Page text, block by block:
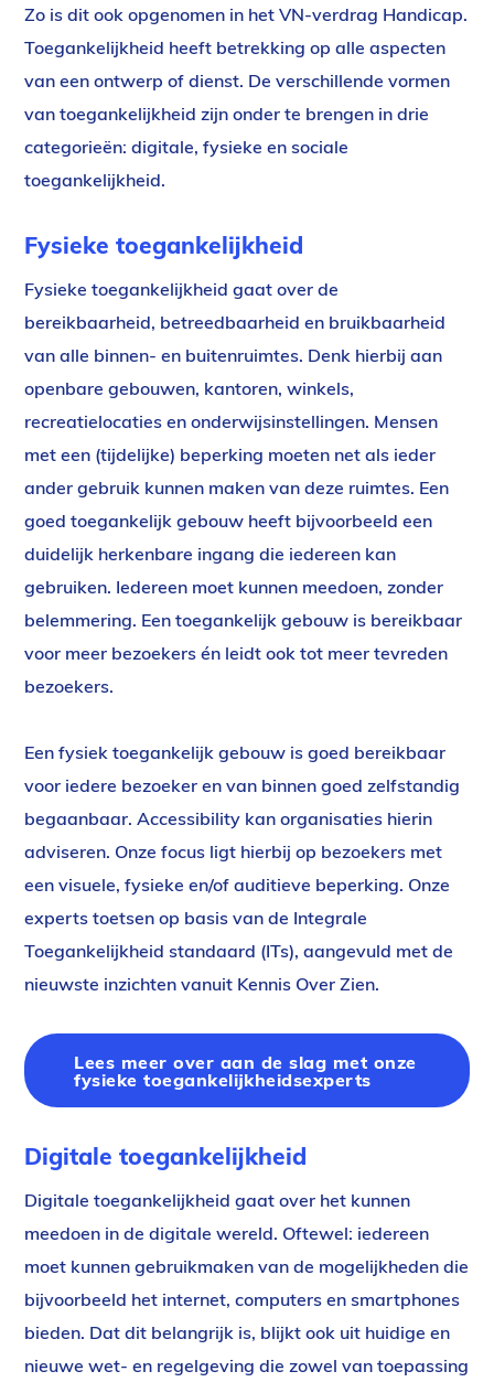
Zo is dit ook opgenomen in het VN-verdrag Handicap.
Toegankelijkheid heeft betrekking op alle aspecten
van een ontwerp of dienst. De verschillende vormen
van toegankelijkheid zijn onder te brengen in drie
categorieën: digitale, fysieke en sociale
toegankelijkheid.
Fysieke toegankelijkheid
Fysieke toegankelijkheid gaat over de
bereikbaarheid, betreedbaarheid en bruikbaarheid
van alle binnen- en buitenruimtes. Denk hierbij aan
openbare gebouwen, kantoren, winkels,
recreatielocaties en onderwijsinstellingen. Mensen
met een (tijdelijke) beperking moeten net als ieder
ander gebruik kunnen maken van deze ruimtes. Een
goed toegankelijk gebouw heeft bijvoorbeeld een
duidelijk herkenbare ingang die iedereen kan
gebruiken. Iedereen moet kunnen meedoen, zonder
belemmering. Een toegankelijk gebouw is bereikbaar
voor meer bezoekers én leidt ook tot meer tevreden
bezoekers.
Een fysiek toegankelijk gebouw is goed bereikbaar
voor iedere bezoeker en van binnen goed zelfstandig
begaanbaar. Accessibility kan organisaties hierin
adviseren. Onze focus ligt hierbij op bezoekers met
een visuele, fysieke en/of auditieve beperking. Onze
experts toetsen op basis van de Integrale
Toegankelijkheid standaard (ITs), aangevuld met de
nieuwste inzichten vanuit Kennis Over Zien.
Lees meer over aan de slag met onze
fysieke toegankelijkheidsexperts
Digitale toegankelijkheid
Digitale toegankelijkheid gaat over het kunnen
meedoen in de digitale wereld. Oftewel: iedereen
moet kunnen gebruikmaken van de mogelijkheden die
bijvoorbeeld het internet, computers en smartphones
bieden. Dat dit belangrijk is, blijkt ook uit huidige en
nieuwe wet- en regelgeving die zowel van toepassing